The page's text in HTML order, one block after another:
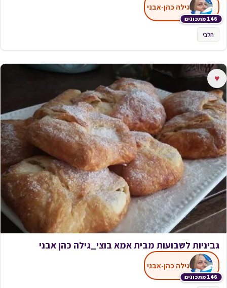
146 מתכונים
גילה כהן-אבני
חלבי
♥
גביניות לשבועות מבית אמא בוצי_גילה כהן אבני
146 מתכונים
גילה כהן-אבני